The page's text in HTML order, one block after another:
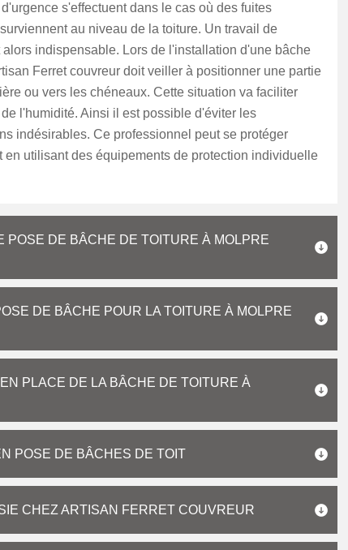
s'effectuent dans le cas où des fuites
au niveau de la toiture. Un travail de
alors indispensable. Lors de l'installation d'une bâche
Ferret couvreur doit veiller à positionner une partie
ou vers les chéneaux. Cette situation va faciliter
de l'humidité. Ainsi il est possible d'éviter les
indésirables. Ce professionnel peut se protéger
en utilisant des équipements de protection individuelle
POSE DE BÂCHE DE TOITURE À MOLPRE
DE BÂCHE POUR LA TOITURE À MOLPRE
PLACE DE LA BÂCHE DE TOITURE À
POSE DE BÂCHES DE TOIT
CHEZ ARTISAN FERRET COUVREUR